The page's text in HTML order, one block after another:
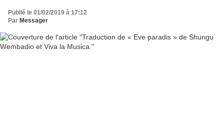
Publié le 01/02/2019 à 17:12
Par Messager